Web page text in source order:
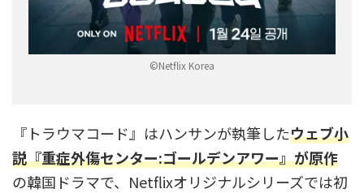
©︎Netflix Korea
『トラウマコード』はハンサンが執筆したウェブ小
説『重症外傷センター:ゴールデンアワー』が原作
の韓国ドラマで、Netflixオリジナルシリーズでは初